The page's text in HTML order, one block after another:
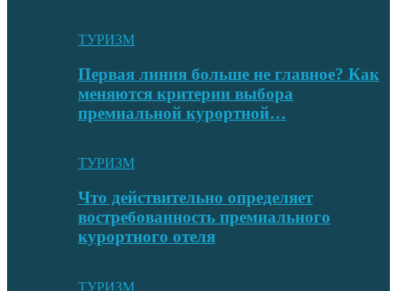
ТУРИЗМ
Первая линия больше не главное? Как
меняются критерии выбора
премиальной курортной…
ТУРИЗМ
Что действительно определяет
востребованность премиального
курортного отеля
ТУРИЗМ